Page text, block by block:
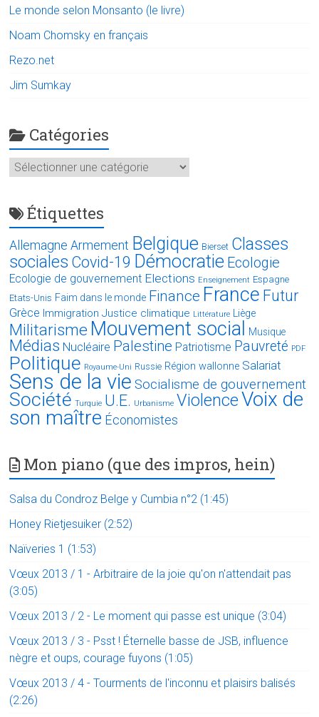
Le monde selon Monsanto (le livre)
Noam Chomsky en français
Rezo.net
Jim Sumkay
Catégories
Catégories
Étiquettes
Allemagne Armement Belgique Bierset Classes
sociales Covid-19 Démocratie Ecologie
Ecologie de gouvernement Elections Enseignement Espagne
Etats-Unis Faim dans le monde Finance France Futur
Grèce Immigration Justice climatique Littérature Liège
Militarisme Mouvement social Musique
Médias Nucléaire Palestine Patriotisme Pauvreté PDF
Politique Royaume-Uni Russie Région wallonne Salariat
Sens de la vie Socialisme de gouvernement
Société Turquie U.E. Urbanisme ViolenceVoix de
son maître Économistes
Mon piano (que des impros, hein)
Salsa du Condroz Belge y Cumbia n°2 (1:45)
Honey Rietjesuiker (2:52)
Naïveries 1 (1:53)
Vœux 2013 / 1 - Arbitraire de la joie qu'on n'attendait pas
(3:05)
Vœux 2013 / 2 - Le moment qui passe est unique (3:04)
Vœux 2013 / 3 - Psst ! Éternelle basse de JSB, influence
nègre et oups, courage fuyons (1:05)
Vœux 2013 / 4 - Tourments de l'inconnu et plaisirs balisés
(2:26)